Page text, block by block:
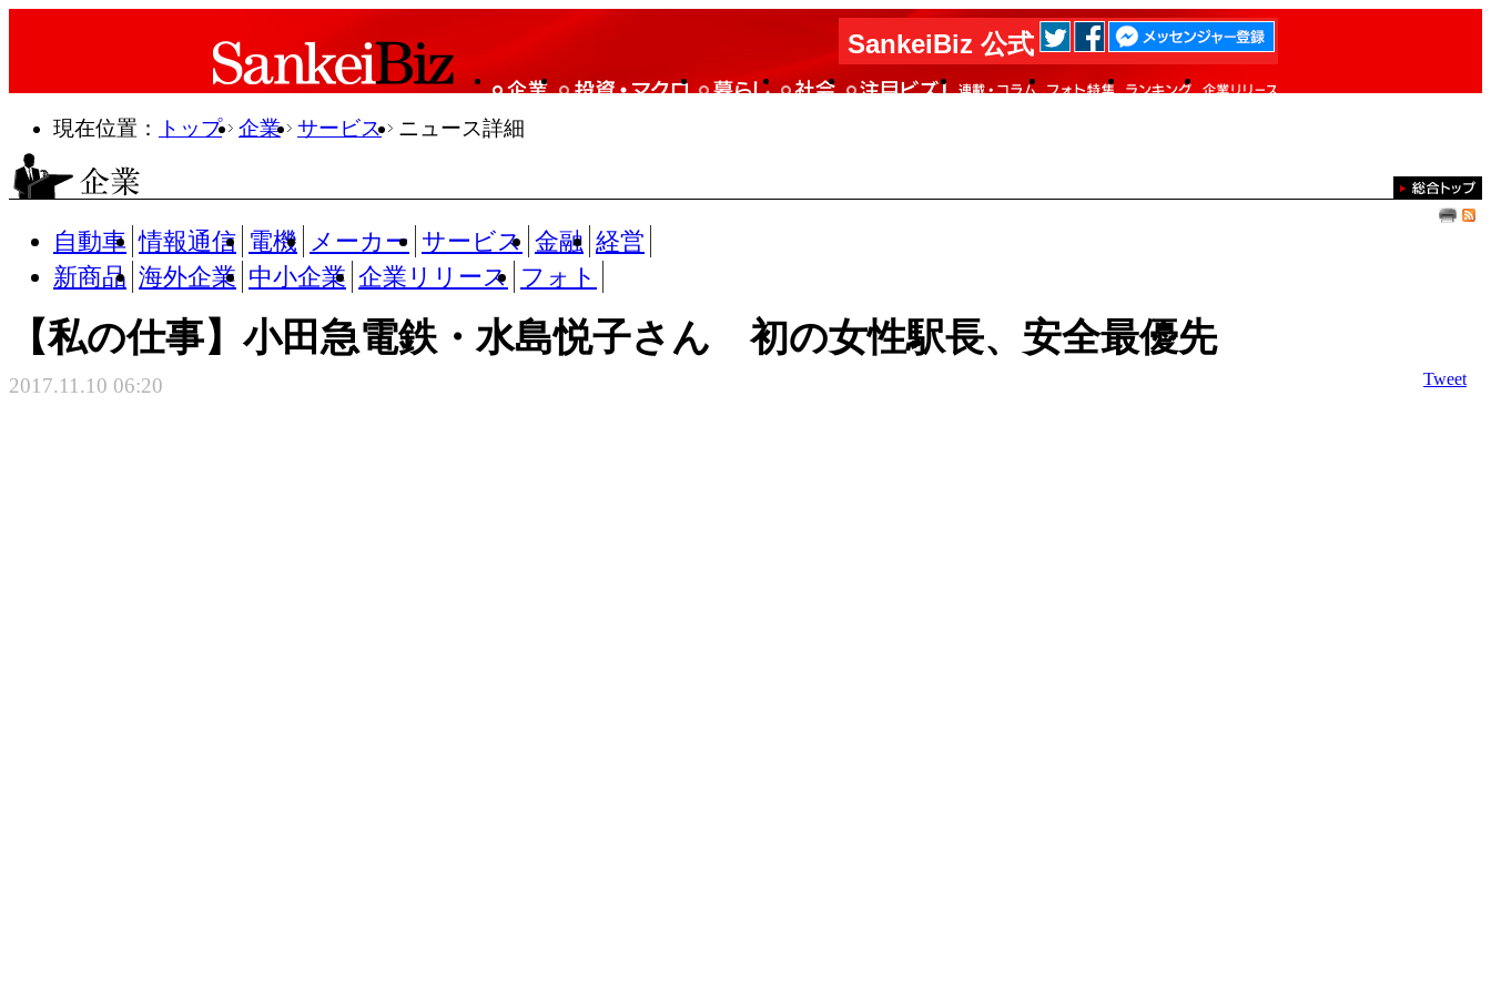
SankeiBiz 公式
現在位置： トップ 企業 サービス ニュース詳細
自動車 情報通信 電機 メーカー サービス 金融 経営
新商品 海外企業 中小企業 企業リリース フォト
【私の仕事】小田急電鉄・水島悦子さん 初の女性駅長、安全最優先
2017.11.10 06:20 Tweet